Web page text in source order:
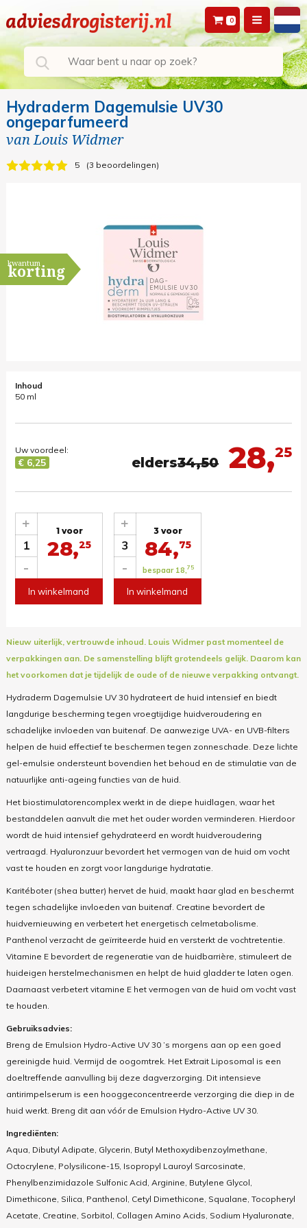
0
Hydraderm Dagemulsie UV30
ongeparfumeerd
vanLouis Widmer
5 3 beoordelingen
kwantum
korting
Inhoud
50 ml
28,25
elders34,50
Uw voordeel:
€ 6,25
1
-
+ 1 voor
28,25
In winkelmand
3
-
+ 3 voor
84,75
bespaar 18,75
In winkelmand
Nieuw uiterlijk, vertrouwde inhoud. Louis Widmer past momenteel de
verpakkingen aan. De samenstelling blijft grotendeels gelijk. Daarom kan
het voorkomen dat je tijdelijk de oude of de nieuwe verpakking ontvangt.
Hydraderm Dagemulsie UV 30 hydrateert de huid intensief en biedt
langdurige bescherming tegen vroegtijdige huidveroudering en
schadelijke invloeden van buitenaf. De aanwezige UVA- en UVB-filters
helpen de huid effectief te beschermen tegen zonneschade. Deze lichte
gel-emulsie ondersteunt bovendien het behoud en de stimulatie van de
natuurlijke anti-ageing functies van de huid.
Het biostimulatorencomplex werkt in de diepe huidlagen, waar het
bestanddelen aanvult die met het ouder worden verminderen. Hierdoor
wordt de huid intensief gehydrateerd en wordt huidveroudering
vertraagd. Hyaluronzuur bevordert het vermogen van de huid om vocht
vast te houden en zorgt voor langdurige hydratatie.
Karitéboter (shea butter) hervet de huid, maakt haar glad en beschermt
tegen schadelijke invloeden van buitenaf. Creatine bevordert de
huidvernieuwing en verbetert het energetisch celmetabolisme.
Panthenol verzacht de geïrriteerde huid en versterkt de vochtretentie.
Vitamine E bevordert de regeneratie van de huidbarrière, stimuleert de
huideigen herstelmechanismen en helpt de huid gladder te laten ogen.
Daarnaast verbetert vitamine E het vermogen van de huid om vocht vast
te houden.
Gebruiksadvies:
Breng de Emulsion Hydro-Active UV 30 ’s morgens aan op een goed
gereinigde huid. Vermijd de oogomtrek. Het Extrait Liposomal is een
doeltreffende aanvulling bij deze dagverzorging. Dit intensieve
antirimpelserum is een hooggeconcentreerde verzorging die diep in de
huid werkt. Breng dit aan vóór de Emulsion Hydro-Active UV 30.
Ingrediënten:
Aqua, Dibutyl Adipate, Glycerin, Butyl Methoxydibenzoylmethane,
Octocrylene, Polysilicone-15, Isopropyl Lauroyl Sarcosinate,
Phenylbenzimidazole Sulfonic Acid, Arginine, Butylene Glycol,
Dimethicone, Silica, Panthenol, Cetyl Dimethicone, Squalane, Tocopheryl
Acetate, Creatine, Sorbitol, Collagen Amino Acids, Sodium Hyaluronate,